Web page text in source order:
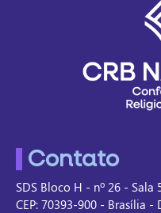
Contato
SDS Bloco H - nº 26 -
CEP: 70393-900 - Brasília -